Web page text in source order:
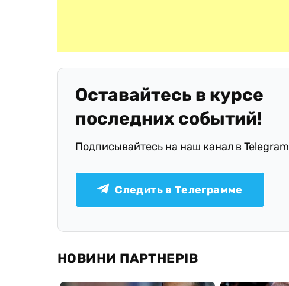
Оставайтесь в курсе
последних событий!
Подписывайтесь на наш канал в Telegram
Следить в Телеграмме